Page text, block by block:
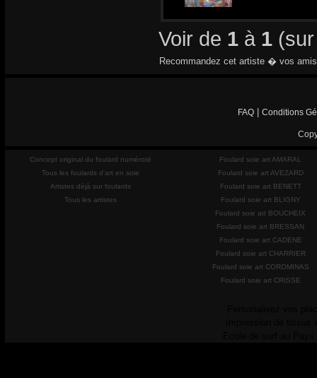
Voir de 1 à 1
Recommandez cet artiste � vos
FAQ Conditions
Concept original du foulard numéroté
Tous les foulards d'art en soie
Artistes déjà sur foulards
Tous les artistes
Foulard soie art AMARAL
Foulard soie art AVEZARD
Foulard soie art BENETT
Foulard soie art BLIGNY
Foulard soie art BOUCHEIX
Foulard soie art BRESSAN
Foulard soie art CADENE
Foulard soie art CHARRIER
Foulard soie art COROMINAS
Foulard soie art CRISSE